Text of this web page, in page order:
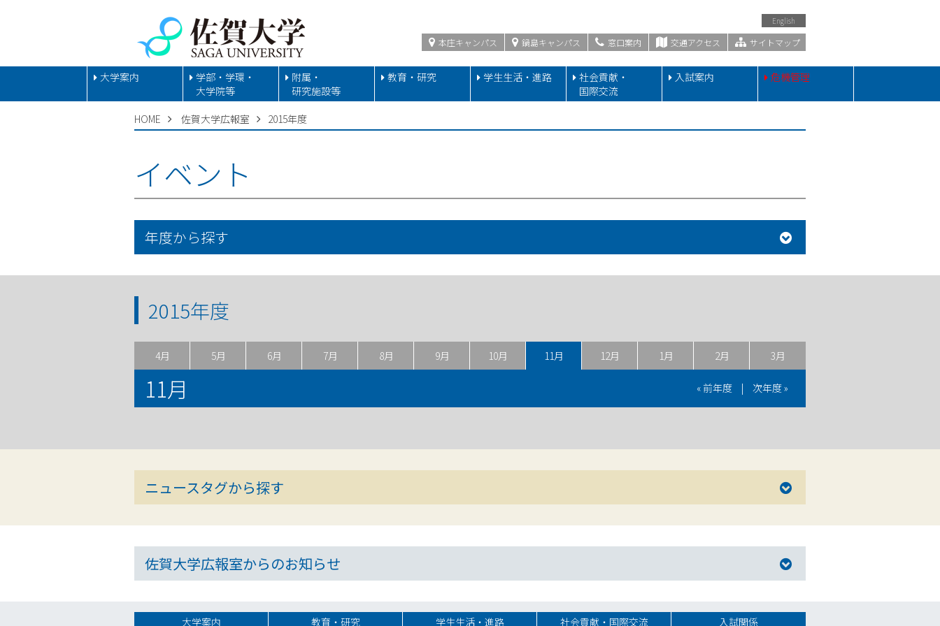
English
本庄キャンパス 鍋島キャンパス 窓口案内 交通アクセス サイトマップ
大学案内
学部・学環・
大学院等
附属・
研究施設等
教育・研究 学生生活・進路
社会貢献・
国際交流
入試案内 危機管理
HOME 佐賀大学広報室 2015年度
イベント
年度から探す
2015年度
4月 5月 6月 7月 8月 9月 10月 11月 12月 1月 2月 3月
11月 « 前年度 | 次年度 »
ニュースタグから探す
佐賀大学広報室からのお知らせ
大学案内 教育・研究 学生生活・進路 社会貢献・国際交流 入試関係